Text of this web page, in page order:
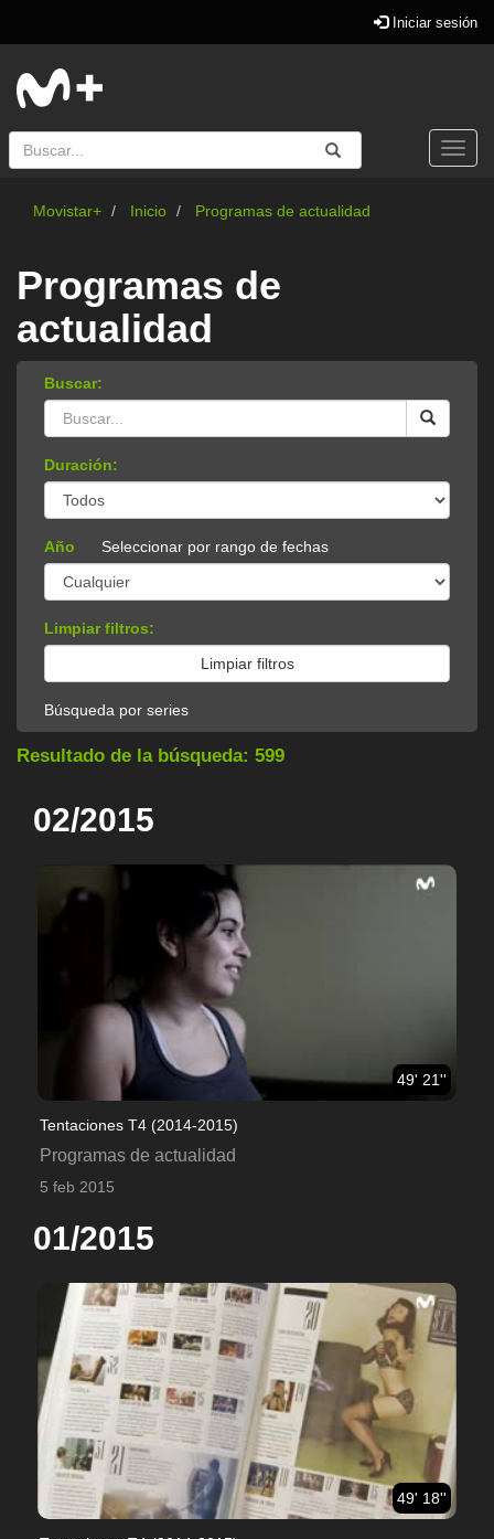
Iniciar sesión
Buscar Enviar
Buscar
Movistar+ Inicio Programas de actualidad
Programas de
actualidad
Buscar:
Duración:
Año Seleccionar por rango de fechas
Limpiar filtros:
Búsqueda por series
Resultado de la búsqueda: 599
02/2015
49' 21''
Tentaciones T4 (2014-2015)
Programas de actualidad
5 feb 2015
01/2015
49' 18''